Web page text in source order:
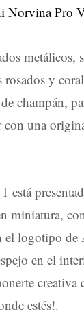
metálicos,
rosados y
champán,
una
está
miniatura,
el logotipo
en el
creativa
estés!.